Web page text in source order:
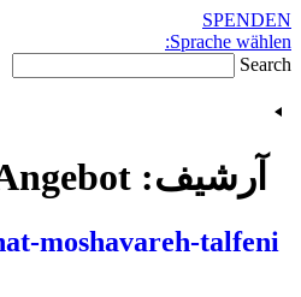
Sprache
آرشیف:Angebot
khat-moshavareh-